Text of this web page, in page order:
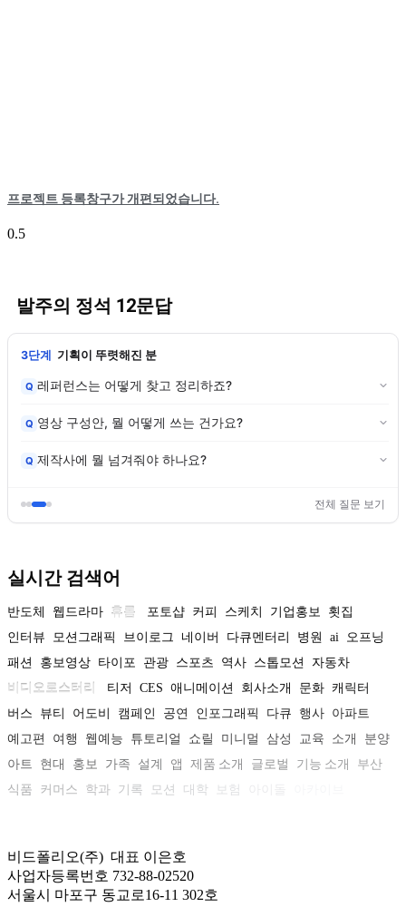
프로젝트 등록창구가 개편되었습니다.
발주의 정석 12문답
3단계 기획이 뚜렷해진 분
Q 레퍼런스는 어떻게 찾고 정리하죠?
Q 영상 구성안, 뭘 어떻게 쓰는 건가요?
Q 제작사에 뭘 넘겨줘야 하나요?
전체 질문 보기
실시간 검색어
반도체 웹드라마 휴롬 포토샵 커피 스케치 기업홍보
횟집
인터뷰
모션그래픽 브이로그 네이버 다큐멘터리 병원 ai 오프닝
패션
홍보영상 타이포 관광 스포츠 역사 스톱모션
자동차
비디오로스터리
티저 CES 애니메이션 회사소개 문화 캐릭터
버스
뷰티 어도비 캠페인 공연 인포그래픽 다큐 행사 아파트
예고편
여행 웹예능 튜토리얼 쇼릴 미니멀 삼성 교육 소개
분양
아트
현대 홍보 가족 설계 앱 제품 소개 글로벌 기능 소개
부산
식품
커머스 학과 기록 모션 대학 보험
비드폴리오(주) 대표 이은호
사업자등록번호 732-88-02520
서울시 마포구 동교로16-11 302호